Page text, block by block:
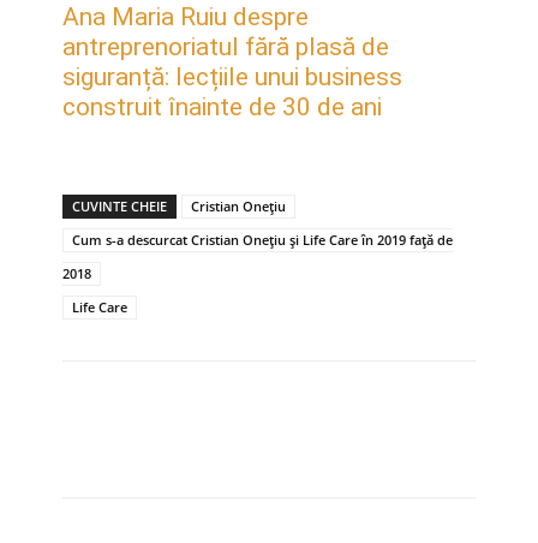
Ana Maria Ruiu despre
antreprenoriatul fără plasă de
siguranță: lecțiile unui business
construit înainte de 30 de ani
CUVINTE CHEIE
Cristian Onețiu
Cum s-a descurcat Cristian Onețiu și Life Care în 2019 față de
2018
Life Care